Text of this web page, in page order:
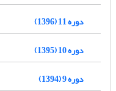
دوره 11 (1396)
دوره 10 (1395)
دوره 9 (1394)